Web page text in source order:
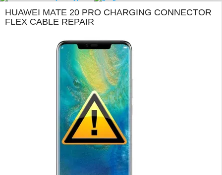
HUAWEI MATE 20 PRO CHARGING CONNECTOR
FLEX CABLE REPAIR